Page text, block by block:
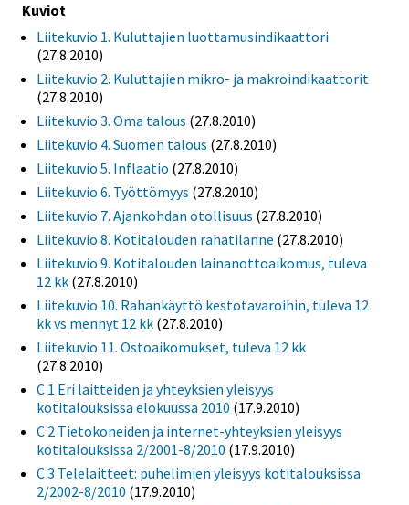
Kuviot
Liitekuvio 1. Kuluttajien luottamusindikaattori
(27.8.2010)
Liitekuvio 2. Kuluttajien mikro- ja makroindikaattorit
(27.8.2010)
Liitekuvio 3. Oma talous (27.8.2010)
Liitekuvio 4. Suomen talous (27.8.2010)
Liitekuvio 5. Inflaatio (27.8.2010)
Liitekuvio 6. Työttömyys (27.8.2010)
Liitekuvio 7. Ajankohdan otollisuus (27.8.2010)
Liitekuvio 8. Kotitalouden rahatilanne (27.8.2010)
Liitekuvio 9. Kotitalouden lainanottoaikomus, tuleva
12 kk (27.8.2010)
Liitekuvio 10. Rahankäyttö kestotavaroihin, tuleva 12
kk vs mennyt 12 kk (27.8.2010)
Liitekuvio 11. Ostoaikomukset, tuleva 12 kk
(27.8.2010)
C 1 Eri laitteiden ja yhteyksien yleisyys
kotitalouksissa elokuussa 2010 (17.9.2010)
C 2 Tietokoneiden ja internet-yhteyksien yleisyys
kotitalouksissa 2/2001-8/2010 (17.9.2010)
C 3 Telelaitteet: puhelimien yleisyys kotitalouksissa
2/2002-8/2010 (17.9.2010)